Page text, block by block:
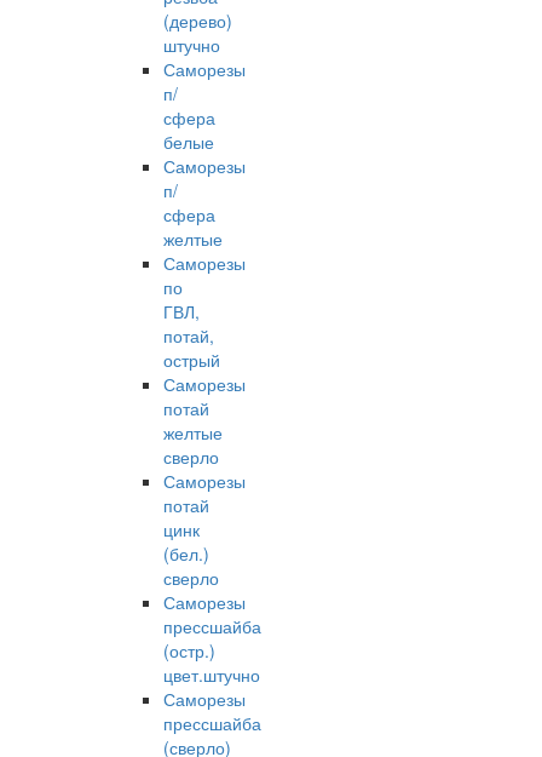
(дерево)
штучно
Саморезы
п/
сфера
белые
Саморезы
п/
сфера
желтые
Саморезы
по
ГВЛ,
потай,
острый
Саморезы
потай
желтые
сверло
Саморезы
потай
цинк
(бел.)
сверло
Саморезы
прессшайба
(остр.)
цвет.штучно
Саморезы
прессшайба
(сверло)